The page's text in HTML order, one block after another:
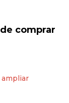
comprar